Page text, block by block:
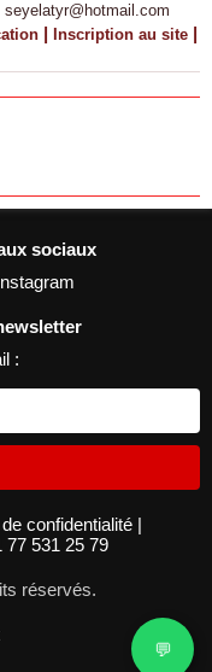
| Inscription au site |
sociaux
:
confidentialité |
77 531 25 79
réservés.
💬